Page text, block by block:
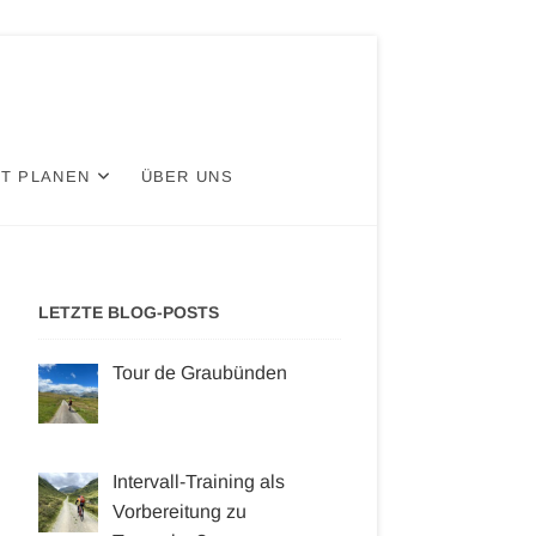
PLANEN ÜBER UNS
LETZTE BLOG-POSTS
Tour de Graubünden
Intervall-Training als
Vorbereitung zu